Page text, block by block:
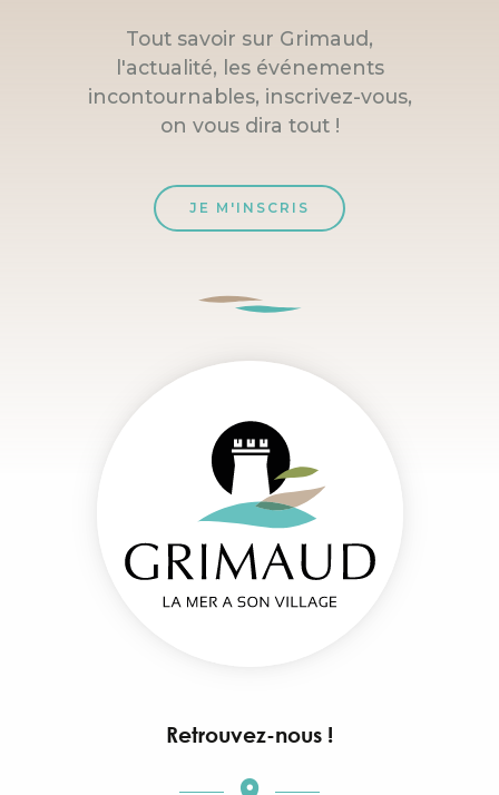
Tout savoir sur Grimaud,
l'actualité, les événements
incontournables, inscrivez-vous,
on vous dira tout !
JE M'INSCRIS
Retrouvez-nous !